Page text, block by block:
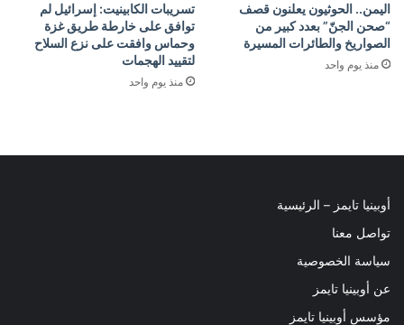
اليمن.. الحوثيون يعلنون قصف
“صحن الجنّ” بعدد كبير من
الصواريخ والطائرات المسيرة
منذ يوم واحد
تسريبات الكابينيت: إسرائيل لم
توافق على خارطة طريق غزة
وحماس وافقت على نزع السلاح
لتقييد الهجمات
منذ يوم واحد
أوبينيا تايمز – الرئيسية
تواصل معنا
سياسة الخصوصية
عن أوبينيا تايمز
مؤسس أوبينيا تايمز